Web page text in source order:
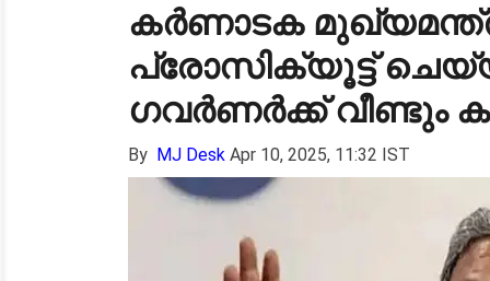
കർണാടക
പ്രോസിക്യൂട്ട്
ഗവർണർക്ക് വീണ്ടും
By MJ Desk Apr 10, 2025, 11:32 IST